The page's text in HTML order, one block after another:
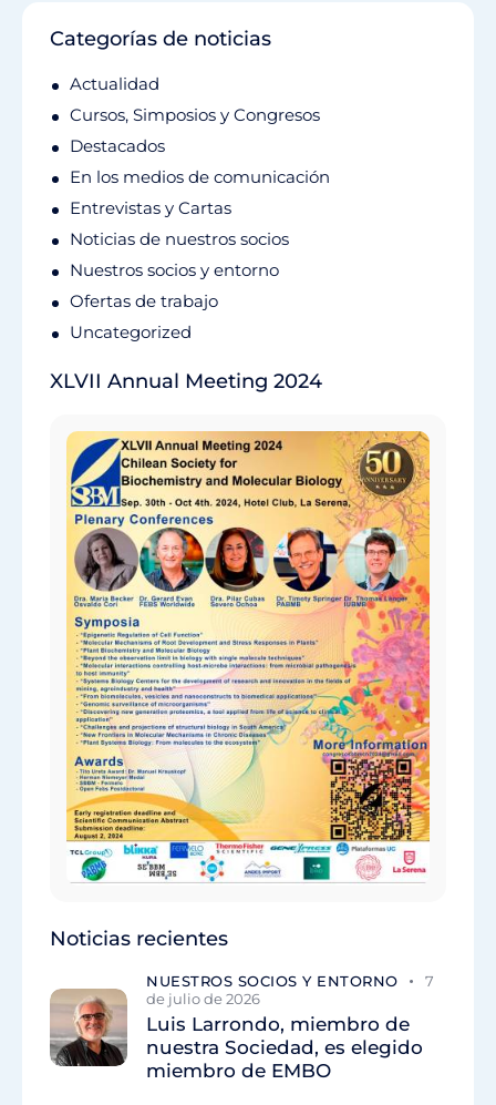
Categorías de noticias
Actualidad
Cursos, Simposios y Congresos
Destacados
En los medios de comunicación
Entrevistas y Cartas
Noticias de nuestros socios
Nuestros socios y entorno
Ofertas de trabajo
Uncategorized
XLVII Annual Meeting 2024
Noticias recientes
NUESTROS SOCIOS Y ENTORNO
7
de julio de 2026
Luis Larrondo, miembro de
nuestra Sociedad, es elegido
miembro de EMBO